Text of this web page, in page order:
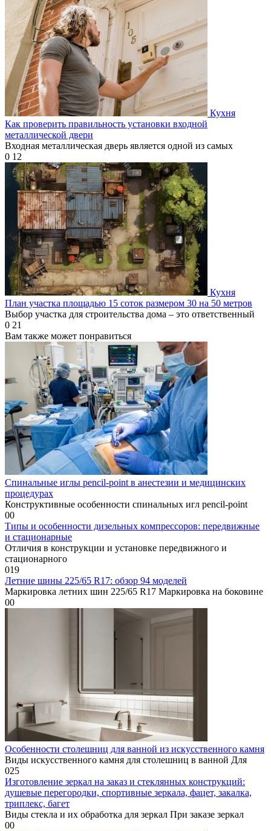
Кухня
Как проверить правильность установки входной
металлической двери
Входная металлическая дверь является одной из самых
0 12
Кухня
План участка площадью 15 соток размером 30 на 50 метров
Выбор участка для строительства дома – это ответственный
0 21
Вам также может понравиться
Спинальные иглы pencil-point в анестезии и медицинских
процедурах
Конструктивные особенности спинальных игл pencil-point
00
Типы и особенности дизельных компрессоров: передвижные
и стационарные
Отличия в конструкции и установке передвижного и
стационарного
019
Летние шины 225/65 R17: обзор 94 моделей
Маркировка летних шин 225/65 R17 Маркировка на боковине
00
Особенности столешниц для ванной из искусственного камня
Виды искусственного камня для столешниц в ванной Для
025
Изготовление зеркал на заказ и стеклянных конструкций:
душевые перегородки, спортивные зеркала, фацет, закалка,
триплекс, багет
Виды стекла и их обработка для зеркал При заказе зеркал
00